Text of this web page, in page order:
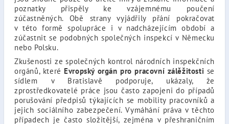
poznatky přispěly ke vzájemnému poučení
zúčastněných. Obě strany vyjádřily přání pokračovat
v této formě spolupráce i v nadcházejícím období a
zúčastnit se podobných společných inspekcí v Německu
nebo Polsku.
Zkušenosti ze společných kontrol národních inspekčních
orgánů, které Evropský orgán pro pracovní zálěžitosti se
sídlem v Bratislavě podporuje, ukázaly, že
zprostředkovatelé práce jsou často zapojeni do případů
porušování předpisů týkajících se mobility pracovníků a
jejich sociálního zabezpečení. Vymáhání práva v těchto
případech je často složitější, zejména v přeshraničním